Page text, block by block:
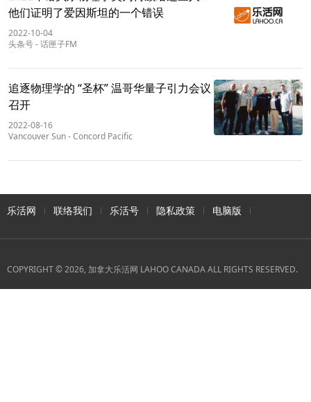
他们证明了爱因斯坦的一个错误
2022-10-04
头条号-话匣子FM
追逐物理学的 “圣杯” 温哥华量子引力会议
召开
2022-08-16
Vancouver Sun-Concord Pacific
乐活网 联络我们 乐活号 隐私政策 电脑版
COPYRIGHT © 2026, 加拿大乐活网 LAHOO CANADA ALL RIGHTS RESERVED.